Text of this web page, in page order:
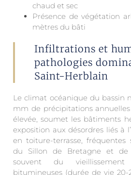
chaud et sec
Présence de végétation
mètres du bâti
Infiltrations et
pathologies
Saint-Herblain
Le climat océanique du bassin
mm de précipitations
élevée, soumet les bâtiments
exposition aux désordres liés à
en toiture-terrasse, fréquentes
du Sillon de Bretagne et de
souvent du
bitumineuses (durée de vie